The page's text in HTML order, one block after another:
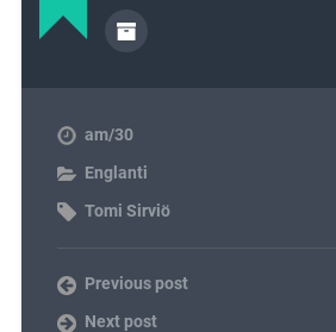
am/30
Englanti
Tomi Sirviö
Previous post
Next post